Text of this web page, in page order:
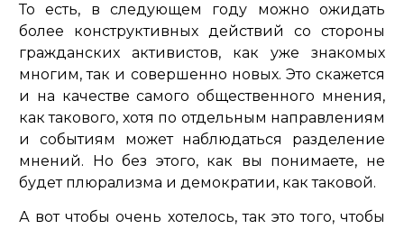
То есть, в следующем году можно ожидать
более конструктивных действий со стороны
гражданских активистов, как уже знакомых
многим, так и совершенно новых. Это скажется
и на качестве самого общественного мнения,
как такового, хотя по отдельным направлениям
и событиям может наблюдаться разделение
мнений. Но без этого, как вы понимаете, не
будет плюрализма и демократии, как таковой.
А вот чтобы очень хотелось, так это того, чтобы